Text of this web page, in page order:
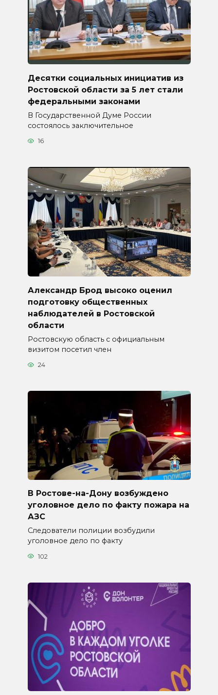
Десятки социальных инициатив из
Ростовской области за 5 лет стали
федеральными законами
В Государственной Думе России
состоялось заключительное
16
Александр Брод высоко оценил
подготовку общественных
наблюдателей в Ростовской
области
Ростовскую область с официальным
визитом посетил член
24
В Ростове-на-Дону возбуждено
уголовное дело по факту пожара на
АЗС
Следователи полиции возбудили
уголовное дело по факту
102